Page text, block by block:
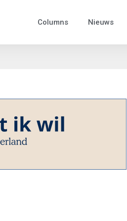
Columns Nieuws